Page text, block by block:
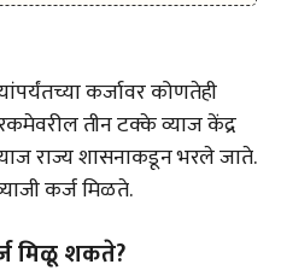
कर्जावर कोणतेही
तीन टक्के व्याज केंद्र
राज्य शासनाकडून भरले जाते.
कर्ज मिळते.
मिळू शकते?